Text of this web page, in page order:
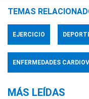
TEMAS
EJERCICIO
ENFERMEDADES
MÁS LEÍDAS